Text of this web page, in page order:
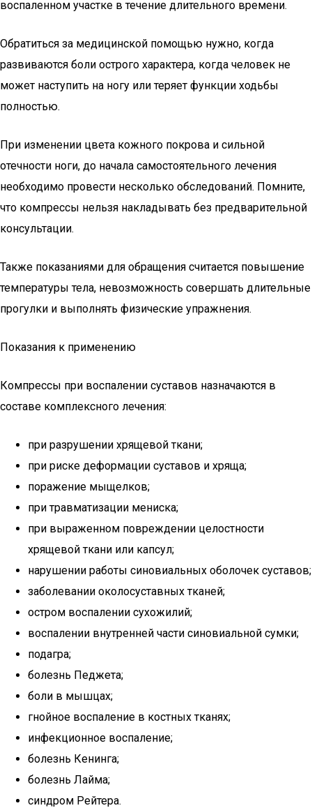
воспаленном участке в течение длительного времени.
Обратиться за медицинской помощью нужно, когда
развиваются боли острого характера, когда человек не
может наступить на ногу или теряет функции ходьбы
полностью.
При изменении цвета кожного покрова и сильной
отечности ноги, до начала самостоятельного лечения
необходимо провести несколько обследований. Помните,
что компрессы нельзя накладывать без предварительной
консультации.
Также показаниями для обращения считается повышение
температуры тела, невозможность совершать длительные
прогулки и выполнять физические упражнения.
Показания к применению
Компрессы при воспалении суставов назначаются в
составе комплексного лечения:
при разрушении хрящевой ткани;
при риске деформации суставов и хряща;
поражение мыщелков;
при травматизации мениска;
при выраженном повреждении целостности
хрящевой ткани или капсул;
нарушении работы синовиальных оболочек суставов;
заболевании околосуставных тканей;
остром воспалении сухожилий;
воспалении внутренней части синовиальной сумки;
подагра;
болезнь Педжета;
боли в мышцах;
гнойное воспаление в костных тканях;
инфекционное воспаление;
болезнь Кенинга;
болезнь Лайма;
синдром Рейтера.